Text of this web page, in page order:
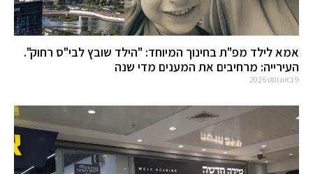
אמא לילד מפ"ת בחינוך המיוחד: "הילד שובץ לבי"ס רחוק".
העירייה: מרחיבים את המענים מדי שנה
9 באוגוסט 2026